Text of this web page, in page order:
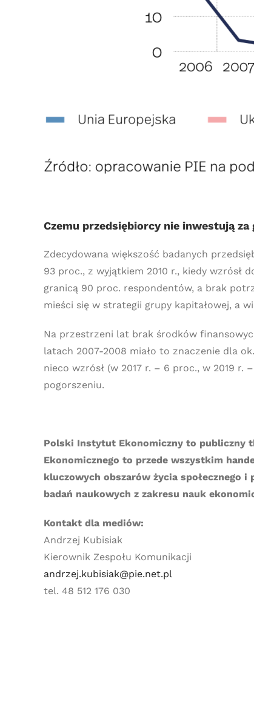
Czemu przedsiębiorcy nie inwestują za
Zdecydowana większość badanych
93 proc., z wyjątkiem 2010 r., kiedy wzrósł
granicą 90 proc. respondentów, a brak
mieści się w strategii grupy kapitałowej, a
Na przestrzeni lat brak środków
latach 2007-2008 miało to znaczenie dla
nieco wzrósł (w 2017 r. – 6 proc., w 2019
pogorszeniu.
Polski Instytut Ekonomiczny to publiczny
Ekonomicznego to przede wszystkim
kluczowych obszarów życia społecznego
badań naukowych z zakresu nauk
Kontakt dla mediów:
Andrzej Kubisiak
Kierownik Zespołu Komunikacji
andrzej.kubisiak@pie.net.pl
tel. 48 512 176 030